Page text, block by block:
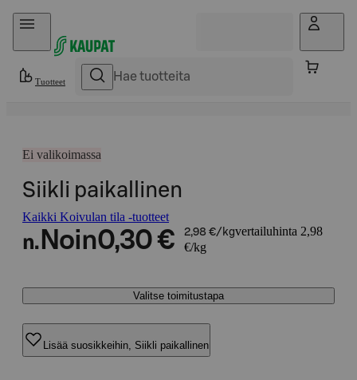
Hyppää sisältöön
Tuotteet
Ei valikoimassa
Siikli paikallinen
Kaikki Koivulan tila -tuotteet
n. Noin0,30 € 2,98 €/kgvertailuhinta 2,98
€/kg
Valitse toimitustapa
Lisää suosikkeihin, Siikli paikallinen